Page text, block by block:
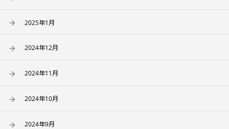
2025年1月
2024年12月
2024年11月
2024年10月
2024年9月